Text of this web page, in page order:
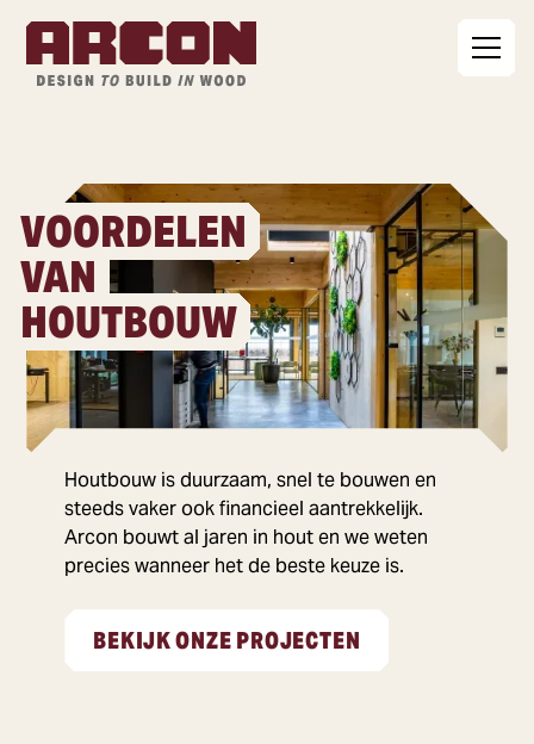
VOORDELEN
VAN
HOUTBOUW
Houtbouw is duurzaam, snel te bouwen en
steeds vaker ook financieel aantrekkelijk.
Arcon bouwt al jaren in hout en we weten
precies wanneer het de beste keuze is.
BEKIJK ONZE PROJECTEN